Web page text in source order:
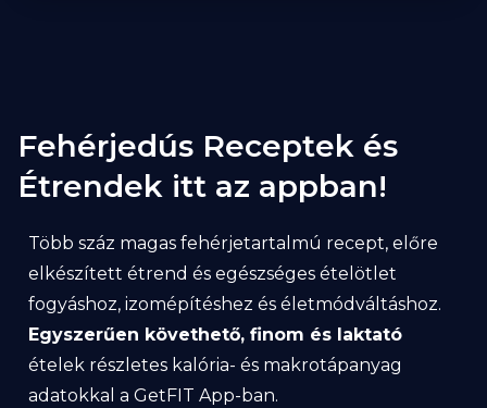
Fehérjedús Receptek és
Étrendek itt az appban!
Több száz magas fehérjetartalmú recept, előre
elkészített étrend és egészséges ételötlet
fogyáshoz, izomépítéshez és életmódváltáshoz.
Egyszerűen követhető, finom és laktató
ételek részletes kalória- és makrotápanyag
adatokkal a GetFIT App-ban.